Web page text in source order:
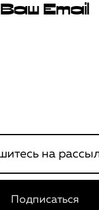
Ваш Email
Подписаться